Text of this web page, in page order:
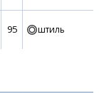
95 штиль